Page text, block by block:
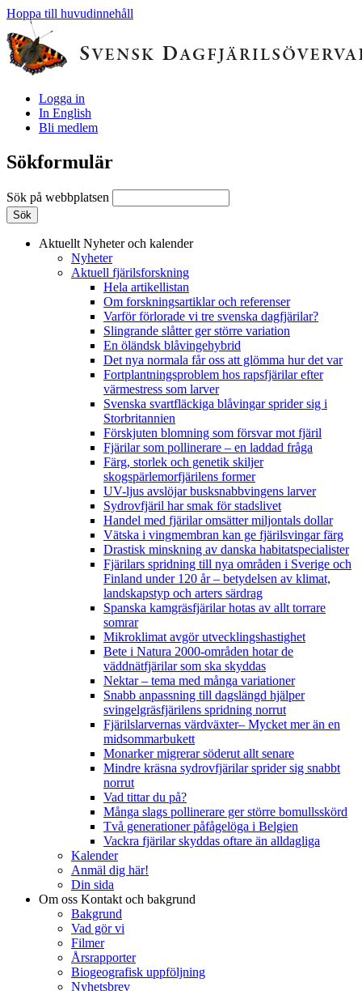
Hoppa till huvudinnehåll
Logga in
In English
Bli medlem
Sökformulär
Sök på webbplatsen
Aktuellt Nyheter och kalender
Nyheter
Aktuell fjärilsforskning
Hela artikellistan
Om forskningsartiklar och referenser
Varför förlorade vi tre svenska dagfjärilar?
Slingrande slåtter ger större variation
En öländsk blåvingehybrid
Det nya normala får oss att glömma hur det var
Fortplantningsproblem hos rapsfjärilar efter
värmestress som larver
Svenska svartfläckiga blåvingar sprider sig i
Storbritannien
Förskjuten blomning som försvar mot fjäril
Fjärilar som pollinerare – en laddad fråga
Färg, storlek och genetik skiljer
skogspärlemorfjärilens former
UV-ljus avslöjar busksnabbvingens larver
Sydrovfjäril har smak för stadslivet
Handel med fjärilar omsätter miljontals dollar
Vätska i vingmembran kan ge fjärilsvingar färg
Drastisk minskning av danska habitatspecialister
Fjärilars spridning till nya områden i Sverige och
Finland under 120 år– betydelsen av klimat,
landskapstyp och arters särdrag
Spanska kamgräsfjärilar hotas av allt torrare
somrar
Mikroklimat avgör utvecklingshastighet
Bete i Natura 2000-områden hotar de
väddnätfjärilar som ska skyddas
Nektar – tema med många variationer
Snabb anpassning till dagslängd hjälper
svingelgräsfjärilens spridning norrut
Fjärilslarvernas värdväxter– Mycket mer än en
midsommarbukett
Monarker migrerar söderut allt senare
Mindre kräsna sydrovfjärilar sprider sig snabbt
norrut
Vad tittar du på?
Många slags pollinerare ger större bomullsskörd
Två generationer påfågelöga i Belgien
Vackra fjärilar skyddas oftare än alldagliga
Kalender
Anmäl dig här!
Din sida
Om oss Kontakt och bakgrund
Bakgrund
Vad gör vi
Filmer
Årsrapporter
Biogeografisk uppföljning
Nyhetsbrev